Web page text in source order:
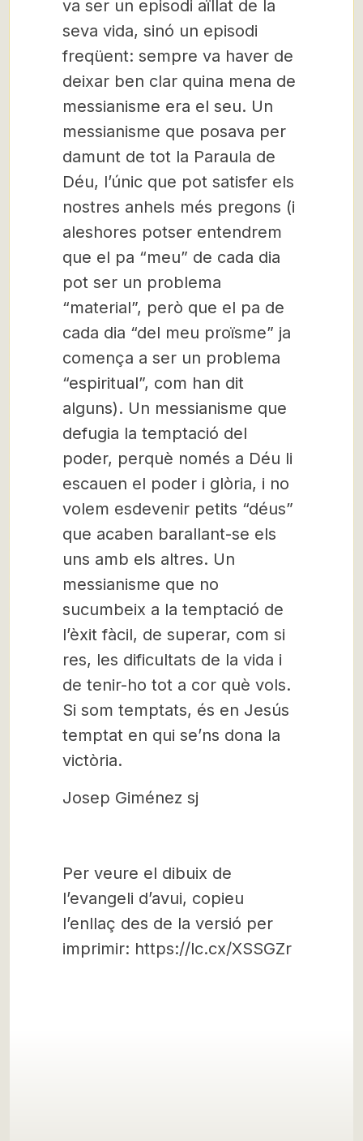
va ser un episodi aïllat de la
seva vida, sinó un episodi
freqüent: sempre va haver de
deixar ben clar quina mena de
messianisme era el seu. Un
messianisme que posava per
damunt de tot la Paraula de
Déu, l’únic que pot satisfer els
nostres anhels més pregons (i
aleshores potser entendrem
que el pa “meu” de cada dia
pot ser un problema
“material”, però que el pa de
cada dia “del meu proïsme” ja
comença a ser un problema
“espiritual”, com han dit
alguns). Un messianisme que
defugia la temptació del
poder, perquè només a Déu li
escauen el poder i glòria, i no
volem esdevenir petits “déus”
que acaben barallant-se els
uns amb els altres. Un
messianisme que no
sucumbeix a la temptació de
l’èxit fàcil, de superar, com si
res, les dificultats de la vida i
de tenir-ho tot a cor què vols.
Si som temptats, és en Jesús
temptat en qui se’ns dona la
victòria.
Josep Giménez sj
Per veure el dibuix de
l’evangeli d’avui, copieu
l’enllaç des de la versió per
imprimir: https://lc.cx/XSSGZr